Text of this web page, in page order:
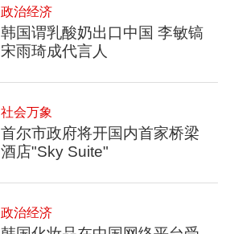
政治经济
韩国谓乳酸奶出口中国 李敏镐
宋雨琦成代言人
社会万象
首尔市政府将开国内首家桥梁
酒店"Sky Suite"
政治经济